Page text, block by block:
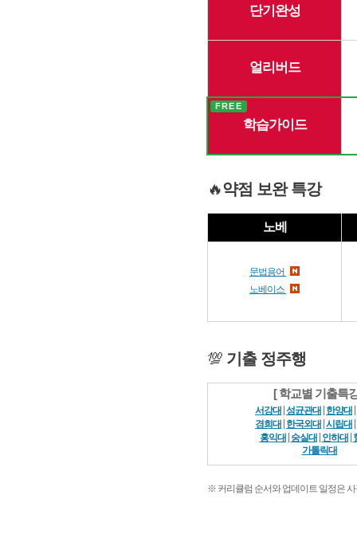
단기완성
얼리버드
FREE
학습가이드
🔥약점 보완 특강
노베
문법용어
노베이스
💯 기출 정주행
[ 학교별 기출특
서강대 성균관대 한양대
경희대 | 한국외대 |시립대 |
홍익대| 숭실대| 인하대|
가톨릭대
※ 커리큘럼 순서와 업데이트 일정은